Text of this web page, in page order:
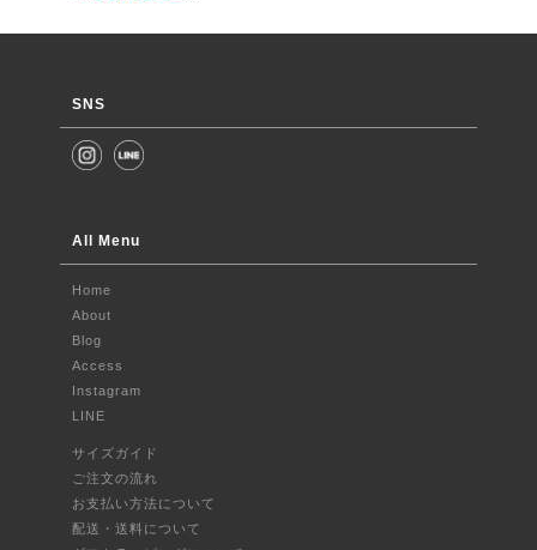
SNS
All Menu
Home
About
Blog
Access
Instagram
LINE
サイズガイド
ご注文の流れ
お支払い方法について
配送・送料について